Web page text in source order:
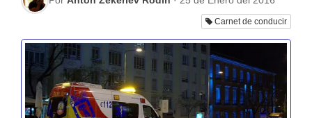
Carnet de conducir